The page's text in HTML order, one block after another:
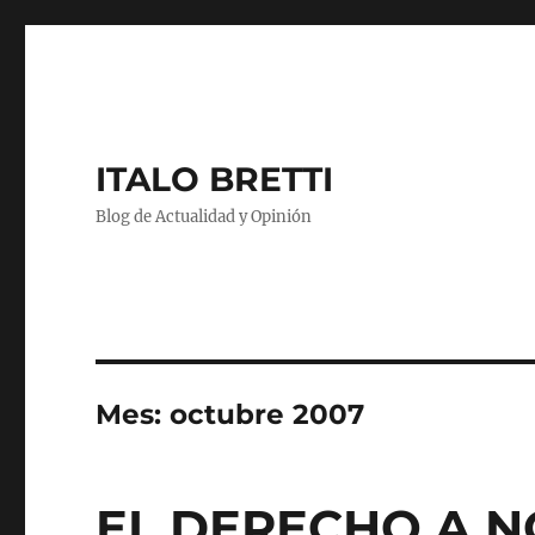
ITALO BRETTI
Blog de Actualidad y Opinión
Mes:octubre 2007